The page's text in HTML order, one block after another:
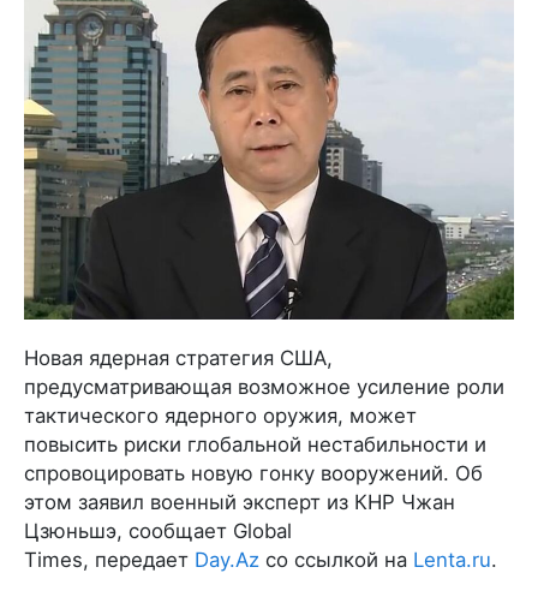
Новая ядерная стратегия США,
предусматривающая возможное усиление роли
тактического ядерного оружия, может
повысить риски глобальной нестабильности и
спровоцировать новую гонку вооружений. Об
этом заявил военный эксперт из КНР Чжан
Цзюньшэ, сообщает Global
Times, передает Day.Az со ссылкой на Lenta.ru.